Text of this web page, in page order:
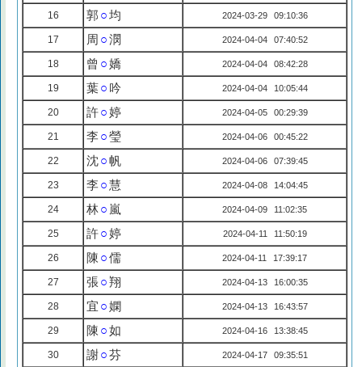
16 郭 ○均 2024-03-29 09:10:36
17 周 ○潣 2024-04-04 07:40:52
18 曾 ○嬌 2024-04-04 08:42:28
19 葉○ 吟 2024-04-04 10:05:44
20 許○婷 2024-04-05 00:29:39
21 李○瑩 2024-04-06 00:45:22
22 沈○帆 2024-04-06 07:39:45
23 李○慧 2024-04-08 14:04:45
24 林○ 嵐 2024-04-09 11:02:35
25 許○婷 2024-04-11 11:50:19
26 陳 ○儒 2024-04-11 17:39:17
27 張○翔 2024-04-13 16:00:35
28 宜 ○嫻 2024-04-13 16:43:57
29 陳 ○如 2024-04-16 13:38:45
30 謝○芬 2024-04-17 09:35:51